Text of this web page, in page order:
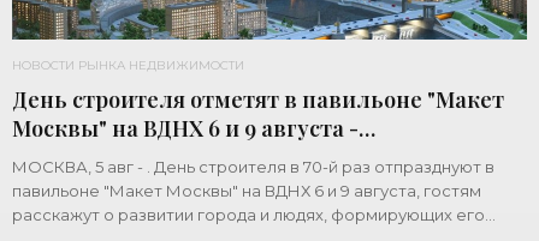
НОВОСТИ РЫНКА НЕДВИЖИМОСТИ
День строителя отметят в павильоне "Макет
Москвы" на ВДНХ 6 и 9 августа -
«Строительство»
МОСКВА, 5 авг - . День строителя в 70-й раз отпразднуют в
павильоне "Макет Москвы" на ВДНХ 6 и 9 августа, гостям
расскажут о развитии города и людях, формирующих его